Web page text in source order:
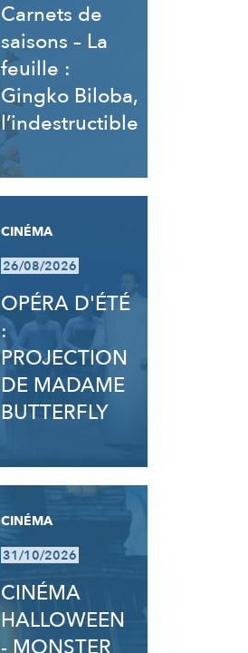
Carnets de
saisons – La
feuille :
Gingko Biloba,
l’indestructible
CINÉMA
26/08/2026
OPÉRA D'ÉTÉ
:
PROJECTION
DE MADAME
BUTTERFLY
CINÉMA
31/10/2026
CINÉMA
HALLOWEEN
- MONSTER